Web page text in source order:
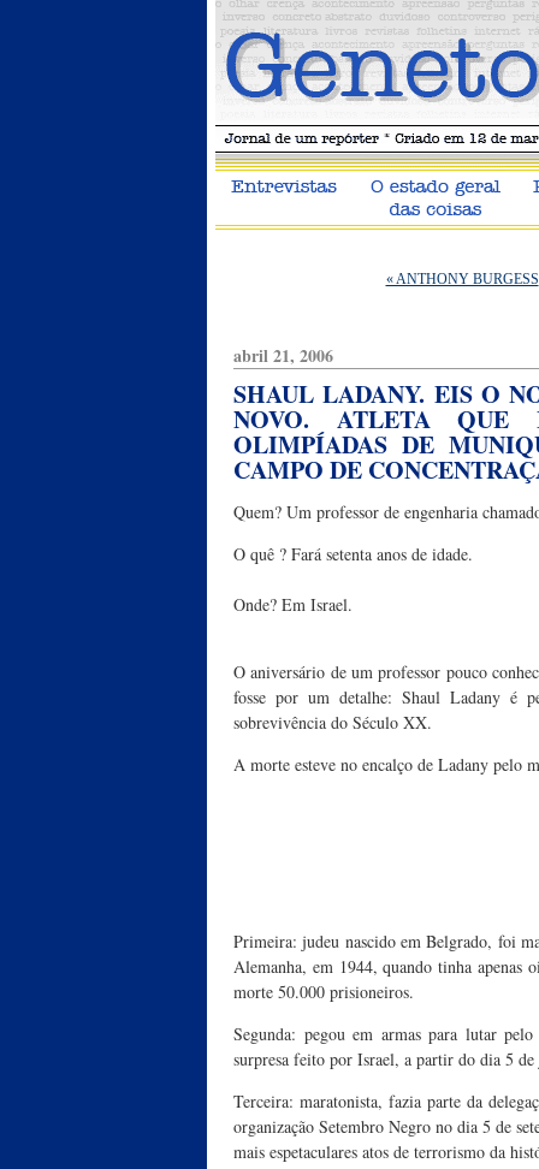
« ANTHONY BURGESS
abril 21, 2006
SHAUL LADANY. EIS O
NOVO. ATLETA QUE
OLIMPÍADAS DE
CAMPO DE
Quem? Um professor de engenharia
O quê ? Fará setenta anos de idade.
Onde? Em Israel.
O aniversário de um professor pouco
fosse por um detalhe: Shaul Ladany é
sobrevivência do Século XX.
A morte esteve no encalço de Ladany pelo
Primeira: judeu nascido em Belgrado, foi
Alemanha, em 1944, quando tinha apenas
morte 50.000 prisioneiros.
Segunda: pegou em armas para lutar
surpresa feito por Israel, a partir do dia 5
Terceira: maratonista, fazia parte da
organização Setembro Negro no dia 5 de
mais espetaculares atos de terrorismo da